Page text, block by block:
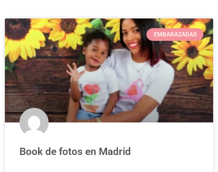
EMBARAZADAS
Book de fotos en Madrid